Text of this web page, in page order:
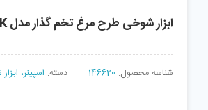
ابزار شوخی طرح مرغ تخم گذار مدل DSK
شناسه محصول: 146620 دسته: اسپینر،